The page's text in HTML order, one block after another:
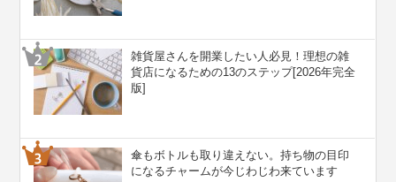
雑貨屋さんを開業したい人必見！理想の雑
貨店になるための13のステップ[2026年完全
版]
傘もボトルも取り違えない。持ち物の目印
になるチャームが今じわじわ来ています